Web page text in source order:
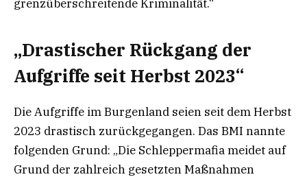
grenzüberschreitende Kriminalität.“
„Drastischer Rückgang der
Aufgriffe seit Herbst 2023“
Die Aufgriffe im Burgenland seien seit dem Herbst
2023 drastisch zurückgegangen. Das BMI nannte
folgenden Grund: „Die Schleppermafia meidet auf
Grund der zahlreich gesetzten Maßnahmen